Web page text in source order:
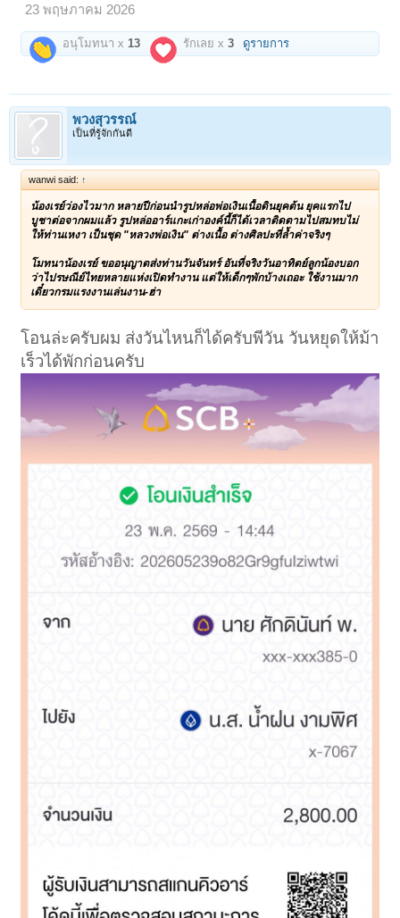
จากทุกเว็ปประมูล
อาร์เก่ากำลังฉ่ำ เหลืองสวยงาม ริ้วรอยแตกลายงามีให้เห็นทุกด้าน ยืนยัน
อายุขัยใช่น้อย
เปิดดูไฟล์ 6671586
เปิดดูไฟล์ 6671587
จาร"อุ"และแตกลายงาสวย
จารคล้าย"ลป.ภู วัดท่าฬ่อ"
เปิดดูไฟล์ 6671584 เปิดดูไฟล์ 6671585
ไม่ใหญ่มากและเล็กเกินไป ขึ้นคอ
บูชาได้สบายใจ ในความงามขลัง
พระแฮนด์เมด แกะทีละองค์ไม่ซ้ำ
กับองค์อื่นๆ มีแค่ใกล้เคียงเท่านั้น
23 พฤษภาคม 2026
อนุโมทนา x 13 รักเลย x3 ดูรายการ
พวงสุวรรณ์
เป็นที่รู้จักกันดี
wanwi said: ↑
น้องเรย์ว่องไวมาก หลายปีก่อนนำรูปหล่อพ่อเงินเนื้อดินยุคต้น ยุคแรกไป
บูชาต่อจากผมแล้ว รูปหล่ออาร์แกะเก่าองค์นี้ก็ได้เวลาติดตามไปสมทบไม่
ให้ท่านเหงา เป็นชุด "หลวงพ่อเงิน" ต่างเนื้อ ต่างศิลปะที่ล้ำค่าจริงๆ
โมทนาน้องเรย์ ขออนุญาตส่งท่านวันจันทร์ อันที่จริงวันอาทิตย์ลูกน้องบอก
ว่าไปรษณีย์ไทยหลายแห่งเปิดทำงาน แต่ให้เด็กๆพักบ้างเถอะ ใช้งานมาก
เดี๋ยวกรมแรงงานเล่นงาน-ฮ่า
โอนล่ะครับผม ส่งวันไหนก็ได้ครับพีวัน วันหยุดให้ม้า
เร็วได้พักก่อนครับ